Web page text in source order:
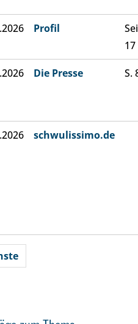
Profil
17
Die Presse S.
schwulissimo.de